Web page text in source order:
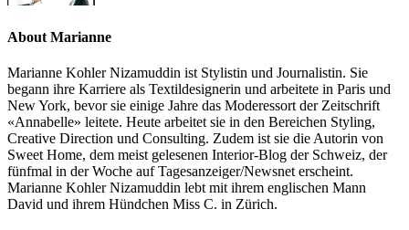
About Marianne
Marianne Kohler Nizamuddin ist Stylistin und Journalistin. Sie
begann ihre Karriere als Textildesignerin und arbeitete in Paris und
New York, bevor sie einige Jahre das Moderessort der Zeitschrift
«Annabelle» leitete. Heute arbeitet sie in den Bereichen Styling,
Creative Direction und Consulting. Zudem ist sie die Autorin von
Sweet Home, dem meist gelesenen Interior-Blog der Schweiz, der
fünfmal in der Woche auf Tagesanzeiger/Newsnet erscheint.
Marianne Kohler Nizamuddin lebt mit ihrem englischen Mann
David und ihrem Hündchen Miss C. in Zürich.